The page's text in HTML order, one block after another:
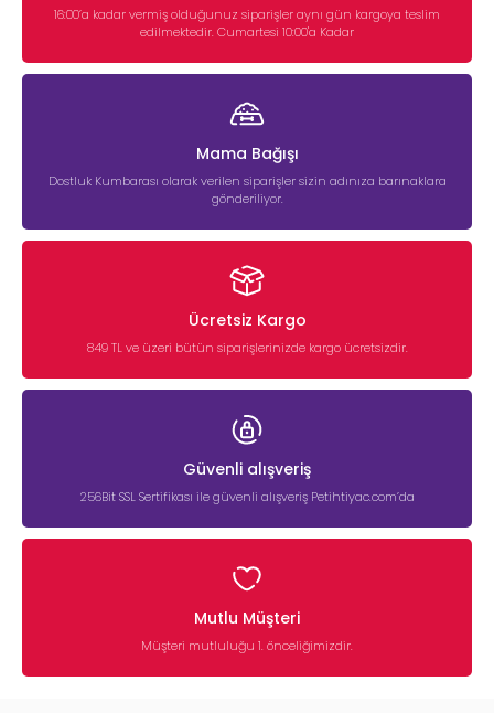
16:00’a kadar vermiş olduğunuz siparişler aynı gün kargoya teslim
edilmektedir. Cumartesi 10:00'a Kadar
Mama Bağışı
Dostluk Kumbarası olarak verilen siparişler sizin adınıza barınaklara
gönderiliyor.
Ücretsiz Kargo
849 TL ve üzeri bütün siparişlerinizde kargo ücretsizdir.
Güvenli alışveriş
256Bit SSL Sertifikası ile güvenli alışveriş Petihtiyac.com’da
Mutlu Müşteri
Müşteri mutluluğu 1. önceliğimizdir.